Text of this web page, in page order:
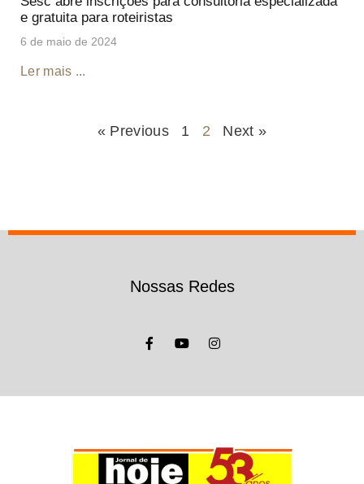
e gratuita para roteiristas
6 de maio de 2024
Ler mais ...
« Previous 1 2 Next »
Nossas Redes